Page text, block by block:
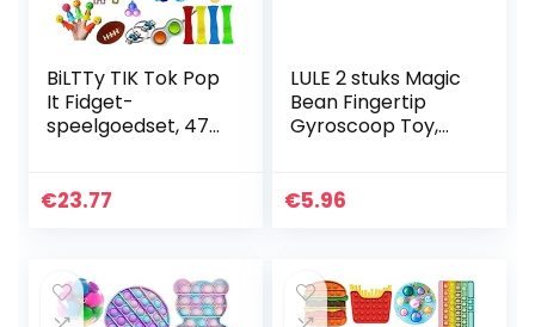
BiLTTy TIK Tok Pop
It Fidget-
speelgoedset, 47-
pop-blaas,
€23.77
LULE 2 stuks Magic
Bean Fingertip
Gyroscoop Toy,
Gekleurde Bead
€5.96